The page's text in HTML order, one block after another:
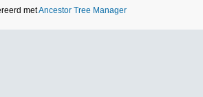
metAncestor Tree Manager